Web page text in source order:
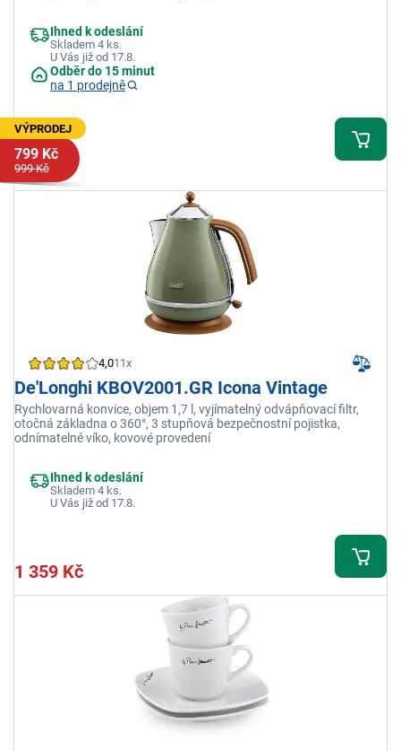
Ihned k odeslání
Skladem 4 ks.
U Vás již od 17.8.
Odběr do 15 minut
na 1 prodejně
VÝPRODEJ
799 Kč
999 Kč
4,011x
De'Longhi KBOV2001.GR Icona Vintage
Rychlovarná konvice, objem 1,7 l, vyjímatelný odvápňovací filtr,
otočná základna o 360°, 3 stupňová bezpečnostní pojistka,
odnímatelné víko, kovové provedení
Ihned k odeslání
Skladem 4 ks.
U Vás již od 17.8.
1 359 Kč